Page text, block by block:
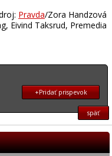
Pravda/Zora Handzová
Eivind Taksrud, Premedia
+Pridať prispevok
späť